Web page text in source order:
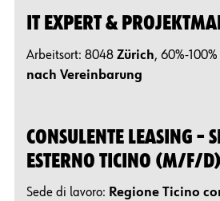
IT EXPERT &
Arbeitsort: 8048 Zürich, 60%-
nach Vereinbarung
CONSULENTE LEASING –
ESTERNO TICINO (M/F/D)
Sede di lavoro: Regione Ticino